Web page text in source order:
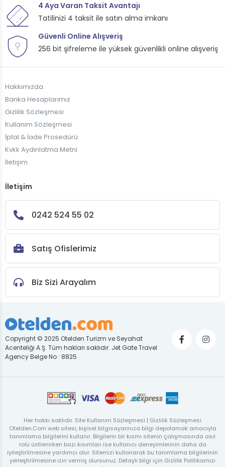
4 Aya Varan Taksit Avantajı
Tatilinizi 4 taksit ile satın alma imkanı
Güvenli Online Alışveriş
256 bit şifreleme ile yüksek güvenlikli online alışveriş
Hakkımızda
Banka Hesaplarımız
Gizlilik Sözleşmesi
Kullanım Sözleşmesi
İptal & İade Prosedürü
Kvkk Aydınlatma Metni
İletişim
İletişim
0242 524 55 02
Satış Ofislerimiz
Biz Sizi Arayalım
Copyright © 2025 Otelden Turizm ve Seyahat
Acenteliği A.Ş. Tüm hakları saklıdır. Jet Gate Travel
Agency Belge No : 8825
Her hakkı saklıdır. Site Kullanım Sözleşmesi | Gizlilik Sözleşmesi
Otelden.Com web sitesi, kişisel bilgisayarınıza bilgi depolamak amacıyla
tanımlama bilgilerini kullanır. Bilgilerin bir kısmı sitenin çalışmasında asıl
rolü üstlenirken bazı kısımları ise kullanıcı deneyimlerinin daha da
iyileştirilmesine yardımcı olur. Sitemizi kullanarak bu tanımlama bilgilerinin
yerleştirilmesine izin vermiş olursunuz. Detaylı bilgi için Gizlilik Politikamızı